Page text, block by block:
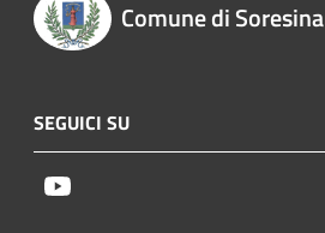
Comune di Soresina
SEGUICI SU